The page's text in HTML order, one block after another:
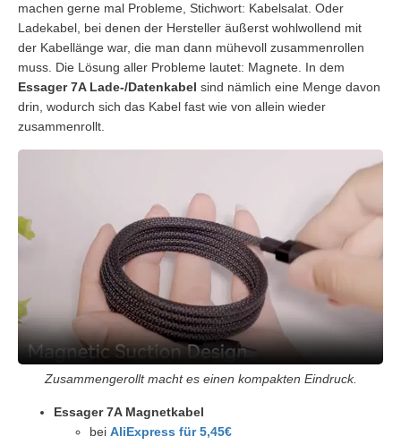
machen gerne mal Probleme, Stichwort: Kabelsalat. Oder
Ladekabel, bei denen der Hersteller äußerst wohlwollend mit
der Kabellänge war, die man dann mühevoll zusammenrollen
muss. Die Lösung aller Probleme lautet: Magnete. In dem
Essager 7A Lade-/Datenkabel sind nämlich eine Menge davon
drin, wodurch sich das Kabel fast wie von allein wieder
zusammenrollt.
Zusammengerollt macht es einen kompakten Eindruck.
Essager 7A Magnetkabel
bei AliExpress für 5,45€